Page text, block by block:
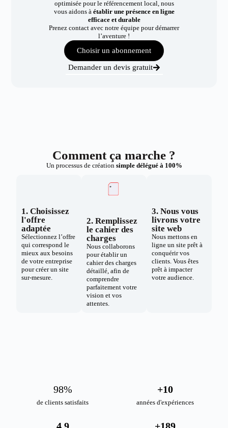
optimisée pour le référencement local, nous
vous aidons à établir une présence en ligne
efficace et durable
Prenez contact avec notre équipe pour démarrer
l’aventure !
Choisir un abonnement
Demander un devis gratuit
Comment ça marche ?
Un processus de création simple délégué à 100%
1. Choisissez
l'offre
adaptée
Sélectionnez l’offre
qui correspond le
mieux aux besoins
de votre entreprise
pour créer un site
sur-mesure.
2. Remplissez
le cahier des
charges
Nous collaborons
pour établir un
cahier des charges
détaillé, afin de
comprendre
parfaitement votre
vision et vos
attentes.
3. Nous vous
livrons votre
site web
Nous mettons en
ligne un site prêt à
conquérir vos
clients. Vous êtes
prêt à impacter
votre audience.
de clients satisfaits
98%
années d'expériences
+10